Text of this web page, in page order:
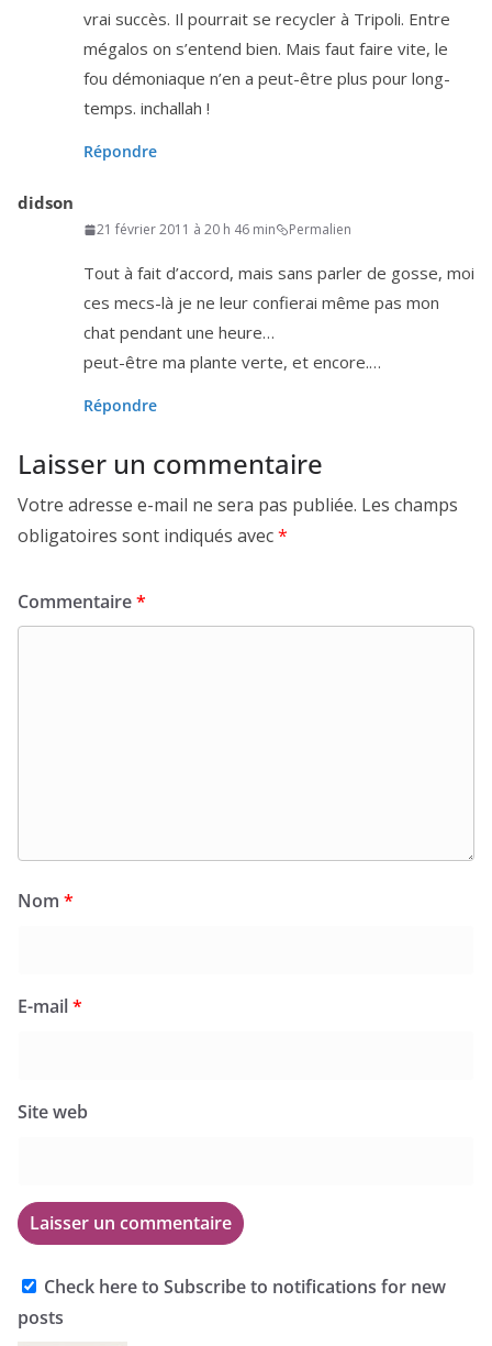
vrai suc­cès. Il pour­rait se recy­cler à Tripoli. Entre
méga­los on s’en­tend bien. Mais faut faire vite, le
fou démo­niaque n’en a peut-être plus pour long­
temps. inchallah !
Répondre
didson
21 février 2011 à 20 h 46 min Permalien
Tout à fait d’ac­cord, mais sans par­ler de gosse, moi
ces mecs-là je ne leur confie­rai même pas mon
chat pen­dant une heure…
peut-être ma plante verte, et encore.…
Répondre
Laisser un commentaire
Votre adresse e-mail ne sera pas publiée. Les champs
obligatoires sont indiqués avec*
Commentaire*
Nom *
E-mail*
Site web
Check here to Subscribe to notifications for new
posts